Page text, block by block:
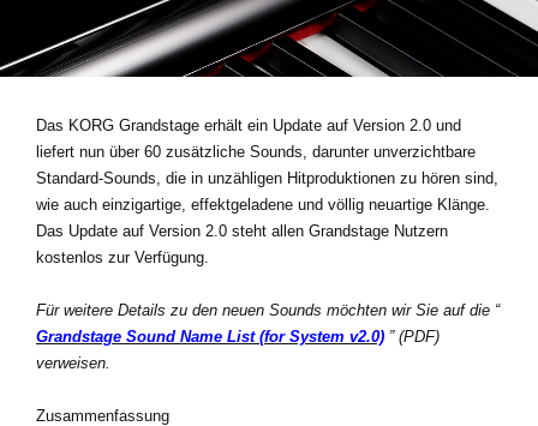
Neuigkeiten
Social Media
Über KORG
Das KORG Grandstage erhält ein Update auf Version 2.0 und
liefert nun über 60 zusätzliche Sounds, darunter unverzichtbare
Standard-Sounds, die in unzähligen Hitproduktionen zu hören sind,
wie auch einzigartige, effektgeladene und völlig neuartige Klänge.
Das Update auf Version 2.0 steht allen Grandstage Nutzern
kostenlos zur Verfügung.
Für weitere Details zu den neuen Sounds möchten wir Sie auf die “
Grandstage Sound Name List (for System v2.0) ” (PDF)
verweisen.
Zusammenfassung